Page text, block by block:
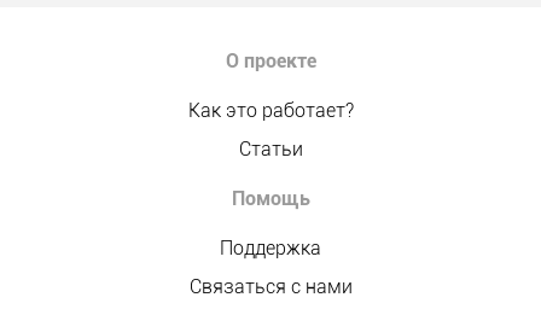
О проекте
Как это работает?
Статьи
Помощь
Поддержка
Связаться с нами